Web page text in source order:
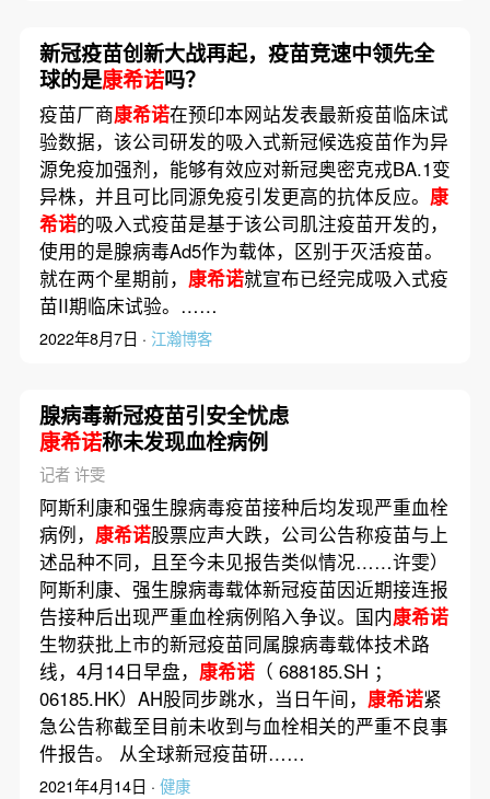
新冠疫苗创新大战再起，疫苗竞速中领先全
球的是康希诺吗？
疫苗厂商康希诺在预印本网站发表最新疫苗临床试
验数据，该公司研发的吸入式新冠候选疫苗作为异
源免疫加强剂，能够有效应对新冠奥密克戎BA.1变
异株，并且可比同源免疫引发更高的抗体反应。 康
希诺的吸入式疫苗是基于该公司肌注疫苗开发的，
使用的是腺病毒Ad5作为载体，区别于灭活疫苗。
就在两个星期前， 康希诺就宣布已经完成吸入式疫
苗II期临床试验。……
2022年8月7日 · 江瀚博客
腺病毒新冠疫苗引安全忧虑
康希诺称未发现血栓病例
记者 许雯
阿斯利康和强生腺病毒疫苗接种后均发现严重血栓
病例， 康希诺股票应声大跌，公司公告称疫苗与上
述品种不同，且至今未见报告类似情况……许雯）
阿斯利康、强生腺病毒载体新冠疫苗因近期接连报
告接种后出现严重血栓病例陷入争议。国内康希诺
生物获批上市的新冠疫苗同属腺病毒载体技术路
线，4月14日早盘， 康希诺（ 688185.SH ；
06185.HK）AH股同步跳水，当日午间， 康希诺紧
急公告称截至目前未收到与血栓相关的严重不良事
件报告。 从全球新冠疫苗研……
2021年4月14日 · 健康